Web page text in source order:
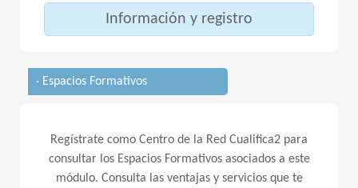
Información y registro
· Espacios Formativos
Regístrate como Centro de la Red Cualifica2 para
consultar los Espacios Formativos asociados a este
módulo. Consulta las ventajas y servicios que te